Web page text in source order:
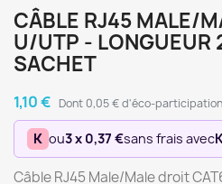
CÂBLE RJ45 MALE/
U/UTP - LONGUEUR
SACHET
1,10 € Dont 0,05 € d'éco-participation
K ou3 x 0,37 €sans frais avec
Câble RJ45 Male/Male droit